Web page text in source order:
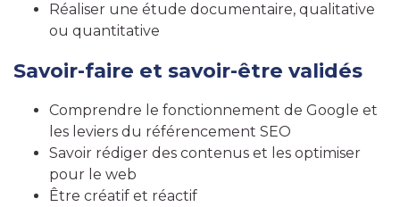
Réaliser une étude documentaire, qualitative
ou quantitative
Savoir-faire et savoir-être validés
Comprendre le fonctionnement de Google et
les leviers du référencement SEO
Savoir rédiger des contenus et les optimiser
pour le web
Être créatif et réactif